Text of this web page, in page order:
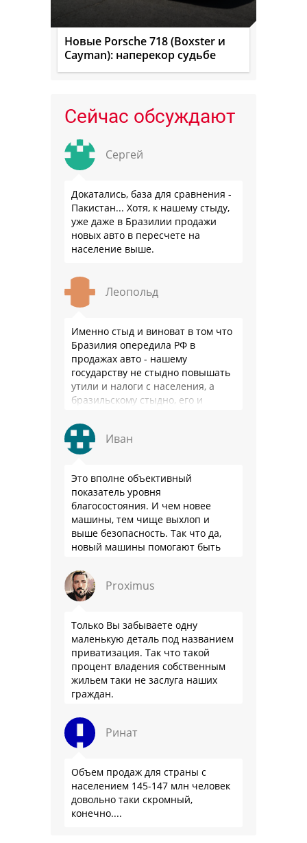
Новые Porsche 718 (Boxster и
Cayman): наперекор судьбе
Сейчас обсуждают
Сергей
Докатались, база для сравнения -
Пакистан... Хотя, к нашему стыду,
уже даже в Бразилии продажи
новых авто в пересчете на
население выше.
Леопольд
Именно стыд и виноват в том что
Бразилия опередила РФ в
продажах авто - нашему
государству не стыдно повышать
утили и налоги с населения, а
бразильскому стыдно, его и
Иван
Это вполне объективный
показатель уровня
благосостояния. И чем новее
машины, тем чище выхлоп и
выше безопасность. Так что да,
новый машины помогают быть
Proximus
Только Вы забываете одну
маленькую деталь под названием
приватизация. Так что такой
процент владения собственным
жильем таки не заслуга наших
граждан.
Ринат
Объем продаж для страны с
населением 145-147 млн человек
довольно таки скромный,
конечно....